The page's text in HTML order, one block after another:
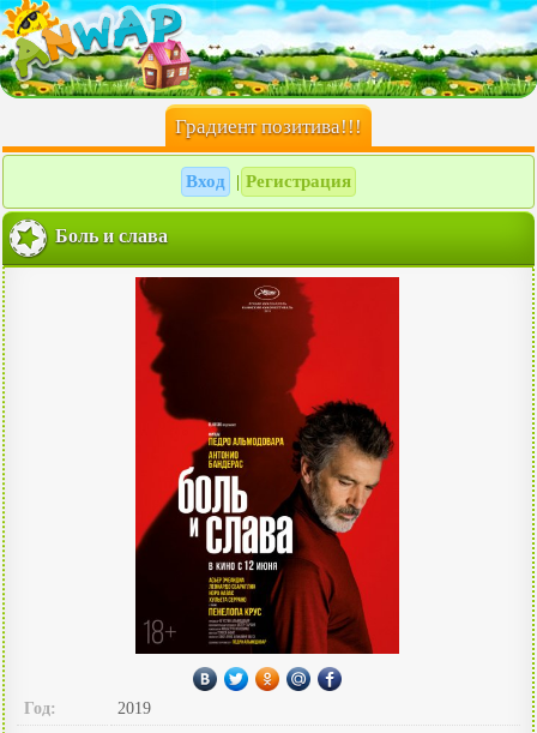
Градиент позитива!!!
Вход Регистрация
Боль и слава
Год:
2019